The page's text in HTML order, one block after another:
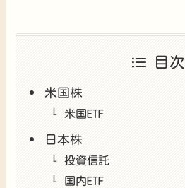
目次
米国株
米国ETF
日本株
投資信託
国内ETF